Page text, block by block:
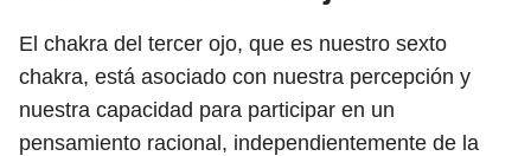
El chakra del tercer ojo, que es nuestro sexto
chakra, está asociado con nuestra percepción y
nuestra capacidad para participar en un
pensamiento racional, independientemente de la